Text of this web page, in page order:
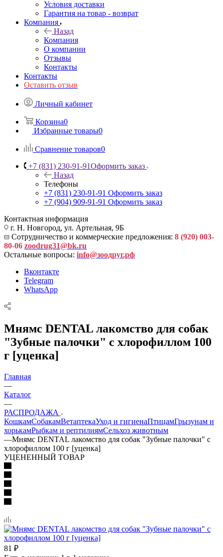
Условия доставки
Гарантия на товар - возврат
Компания
Назад
Компания
О компании
Отзывы
Контакты
Контакты
Оставить отзыв
Личный кабинет
Корзина0
Избранные товары0
Сравнение товаров0
+7 (831) 230-91-91Оформить заказ
Назад
Телефоны
+7 (831) 230-91-91 Оформить заказ
+7 (904) 909-91-91 Оформить заказ
Контактная информация
г. Н. Новгород, ул. Артельная, 9Б
Сотрудничество и коммерческие предложения: 8 (920) 003-
80-06 zoodrug31@bk.ru
Остальные вопросы: info@зоодруг.рф
Вконтакте
Telegram
WhatsApp
Мнямс DENTAL лакомство для собак
"Зубные палочки" с хлорофиллом 100
г [уценка]
Главная
—
Каталог
—
РАСПРОДАЖА
КошкамСобакамВетаптекаУход и гигиенаПтицамГрызунам и
хорькамРыбкам и рептилиямСельхоз животным
—Мнямс DENTAL лакомство для собак "Зубные палочки" с
хлорофиллом 100 г [уценка]
УЦЕНЕННЫЙ ТОВАР
81 ₽